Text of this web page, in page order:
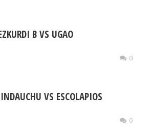
B VS UGAO
0
VS ESCOLAPIOS
0